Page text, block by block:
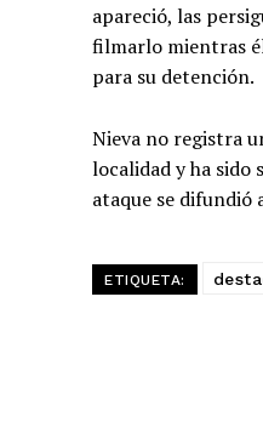
apareció, las
filmarlo mientras
para su detención.
Nieva no registra
localidad y ha sido
ataque se difundió
ETIQUETA: